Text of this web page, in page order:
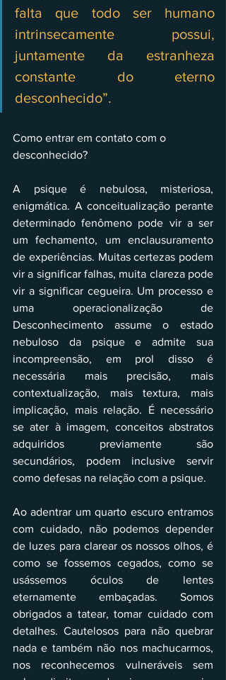
falta que todo ser humano
intrinsecamente possui,
juntamente da estranheza
constante do eterno
desconhecido”.
Como entrar em contato com o
desconhecido?
A psique é nebulosa, misteriosa,
enigmática. A conceitualização perante
determinado fenômeno pode vir a ser
um fechamento, um enclausuramento
de experiências. Muitas certezas podem
vir a significar falhas, muita clareza pode
vir a significar cegueira. Um processo e
uma operacionalização de
Desconhecimento assume o estado
nebuloso da psique e admite sua
incompreensão, em prol disso é
necessária mais precisão, mais
contextualização, mais textura, mais
implicação, mais relação. É necessário
se ater à imagem, conceitos abstratos
adquiridos previamente são
secundários, podem inclusive servir
como defesas na relação com a psique.
Ao adentrar um quarto escuro entramos
com cuidado, não podemos depender
de luzes para clarear os nossos olhos, é
como se fossemos cegados, como se
usássemos óculos de lentes
eternamente embaçadas. Somos
obrigados a tatear, tomar cuidado com
detalhes. Cautelosos para não quebrar
nada e também não nos machucarmos,
nos reconhecemos vulneráveis sem